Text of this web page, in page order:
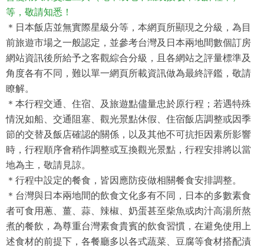
等，敬請知悉！
＊日本飯店並無實際星級分等，本網頁所顯現之分級，為目
前旅遊市場之一般認定，並參考台灣及日本兩地間數個訂房
網站資訊後所給予之客觀綜合分級，且各網站之評量標準及
角度各有不同，難以單一網頁所載資訊做為最終評鑑，敬請
瞭解。
＊本行程交通、住宿、及旅遊點儘量忠於原行程；若遇特殊
情況如船、交通阻塞、觀光景點休假、住宿飯店調整或因季
節的交替及飯店確認的關係，以及其他不可抗拒因素所影響
時，行程順序會稍作調整或互換觀光景點，行程安排將以當
地為主，敬請見諒。
＊行程中設定的餐食，皆因應防疫做相關餐食安排調整。
＊台灣與日本兩地間的飲食文化多有不同，日本的多數素食
者可食用蔥、薑、蒜、辣椒、奶蛋甚至柴魚或肉汁高湯所熬
煮的餐飲，為尊重台灣素食貴賓的飲食習慣，在避免使用上
述食材的前提下，各餐廳多以各式蔬菜、豆腐等食材搭配漬